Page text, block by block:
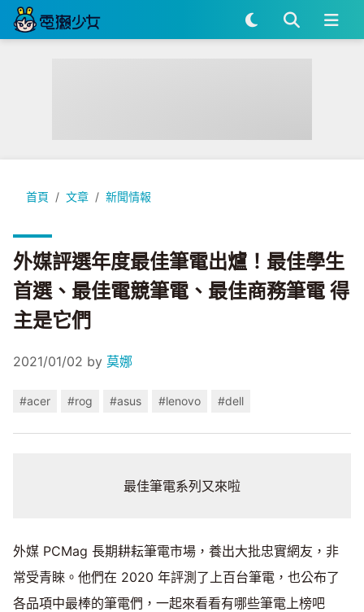
首頁 文章 新聞情報
外媒評選年度最佳筆電出爐！最佳學生首選、最佳電競筆電、
外媒評選年度最佳筆電出爐！最佳學生
首選、最佳電競筆電、最佳商務筆電 得
主是它們
2021/01/02 by 莫娜
#acer #rog #asus #lenovo #dell
最佳筆電系列又來啦
外媒 PCMag 長期耕耘筆電市場，養出大批忠實網友，非
常受青睞。他們在 2020 年評測了上百台筆電，也公布了
各品項中最棒的筆電們，一起來看看有哪些筆電上榜吧